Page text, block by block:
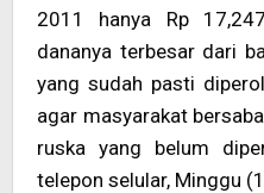
2011 hanya Rp
dananya terbesar dari
yang sudah pasti
agar masyarakat
ruska yang belum
telepon selular, Minggu